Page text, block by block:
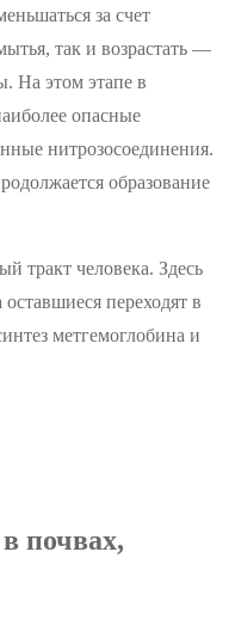
за счет
так и возрастать —
На этом этапе в
опасные
нитрозосоединения.
образование
тракт человека. Здесь
оставшиеся переходят в
метгемоглобина и
почвах,